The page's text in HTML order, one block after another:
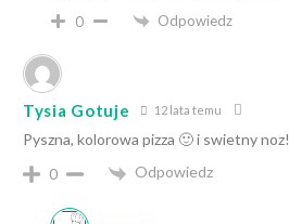
0 Odpowiedz
Tysia Gotuje 12 lata temu
Pyszna, kolorowa pizza 🙂 i swietny noz!
0
Odpowiedz